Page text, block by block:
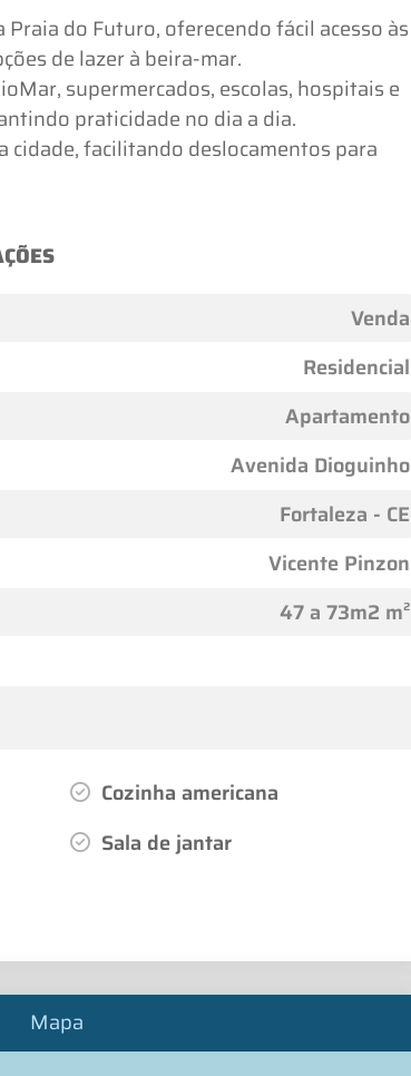
do Futuro, oferecendo fácil acesso às
de lazer à beira-mar.
supermercados, escolas, hospitais e
praticidade no dia a dia.
cidade, facilitando deslocamentos para
Venda
Residencial
Apartamento
Avenida Dioguinho
Fortaleza - CE
Vicente Pinzon
47 a 73m2 m²
Cozinha americana
Sala de jantar
Mapa